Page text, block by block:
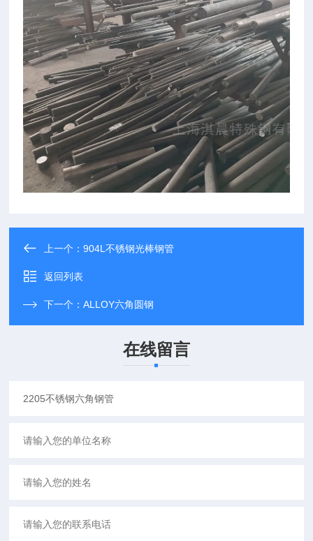
上一个：904L不锈钢光棒钢管
返回列表
下一个：ALLOY六角圆钢
在线留言